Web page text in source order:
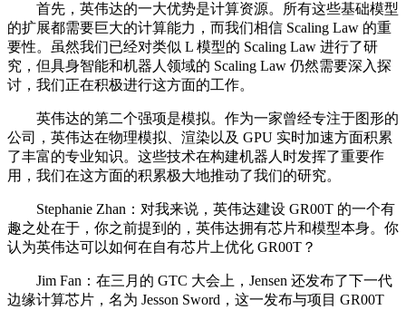
首先，英伟达的一大优势是计算资源。所有这些基础模型
的扩展都需要巨大的计算能力，而我们相信 Scaling Law 的重
要性。虽然我们已经对类似 L 模型的 Scaling Law 进行了研
究，但具身智能和机器人领域的 Scaling Law 仍然需要深入探
讨，我们正在积极进行这方面的工作。
英伟达的第二个强项是模拟。作为一家曾经专注于图形的
公司，英伟达在物理模拟、渲染以及 GPU 实时加速方面积累
了丰富的专业知识。这些技术在构建机器人时发挥了重要作
用，我们在这方面的积累极大地推动了我们的研究。
Stephanie Zhan：对我来说，英伟达建设 GR00T 的一个有
趣之处在于，你之前提到的，英伟达拥有芯片和模型本身。你
认为英伟达可以如何在自有芯片上优化 GR00T？
Jim Fan：在三月的 GTC 大会上，Jensen 还发布了下一代
边缘计算芯片，名为 Jesson Sword，这一发布与项目 GR00T